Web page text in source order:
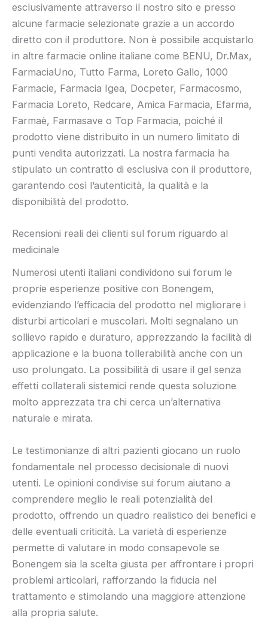
esclusivamente attraverso il nostro sito e presso
alcune farmacie selezionate grazie a un accordo
diretto con il produttore. Non è possibile acquistarlo
in altre farmacie online italiane come BENU, Dr.Max,
FarmaciaUno, Tutto Farma, Loreto Gallo, 1000
Farmacie, Farmacia Igea, Docpeter, Farmacosmo,
Farmacia Loreto, Redcare, Amica Farmacia, Efarma,
Farmaè, Farmasave o Top Farmacia, poiché il
prodotto viene distribuito in un numero limitato di
punti vendita autorizzati. La nostra farmacia ha
stipulato un contratto di esclusiva con il produttore,
garantendo così l’autenticità, la qualità e la
disponibilità del prodotto.
Recensioni reali dei clienti sul forum riguardo al
medicinale
Numerosi utenti italiani condividono sui forum le
proprie esperienze positive con Bonengem,
evidenziando l’efficacia del prodotto nel migliorare i
disturbi articolari e muscolari. Molti segnalano un
sollievo rapido e duraturo, apprezzando la facilità di
applicazione e la buona tollerabilità anche con un
uso prolungato. La possibilità di usare il gel senza
effetti collaterali sistemici rende questa soluzione
molto apprezzata tra chi cerca un’alternativa
naturale e mirata.
Le testimonianze di altri pazienti giocano un ruolo
fondamentale nel processo decisionale di nuovi
utenti. Le opinioni condivise sui forum aiutano a
comprendere meglio le reali potenzialità del
prodotto, offrendo un quadro realistico dei benefici e
delle eventuali criticità. La varietà di esperienze
permette di valutare in modo consapevole se
Bonengem sia la scelta giusta per affrontare i propri
problemi articolari, rafforzando la fiducia nel
trattamento e stimolando una maggiore attenzione
alla propria salute.